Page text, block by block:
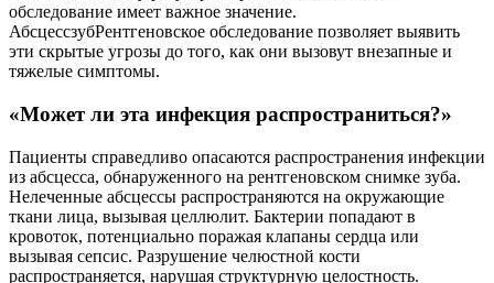
обследование имеет важное значение.
АбсцессзубРентгеновское обследование позволяет выявить
эти скрытые угрозы до того, как они вызовут внезапные и
тяжелые симптомы.
«Может ли эта инфекция распространиться?»
Пациенты справедливо опасаются распространения инфекции
из абсцесса, обнаруженного на рентгеновском снимке зуба.
Нелеченные абсцессы распространяются на окружающие
ткани лица, вызывая целлюлит. Бактерии попадают в
кровоток, потенциально поражая клапаны сердца или
вызывая сепсис. Разрушение челюстной кости
распространяется, нарушая структурную целостность.